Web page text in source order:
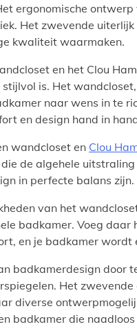
ergonomische
Het zwevende
kwaliteit waarmaken.
en het Clou
stijlvol is. Het
naar wens in te
en design hand in
wandcloset en Clou
de algehele
in perfecte balans zijn.
van het
badkamer. Voeg
en je badkamer
badkamerdesign door
Het
diverse
badkamer die